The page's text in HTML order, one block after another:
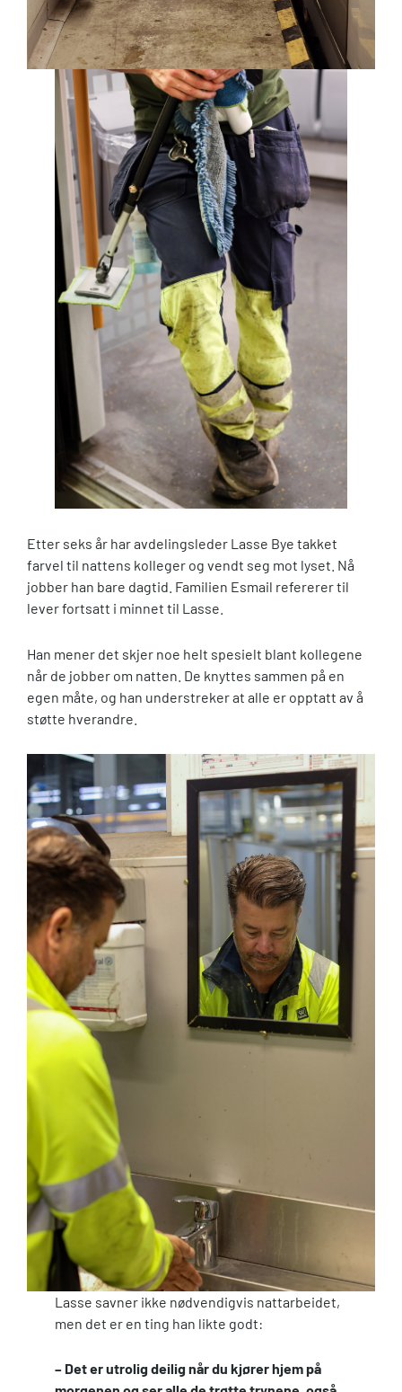
Etter seks år har avdelingsleder Lasse Bye takket
farvel til nattens kolleger og vendt seg mot lyset. Nå
jobber han bare dagtid. Familien Esmail refererer til
lever fortsatt i minnet til Lasse.
Han mener det skjer noe helt spesielt blant kollegene
når de jobber om natten. De knyttes sammen på en
egen måte, og han understreker at alle er opptatt av å
støtte hverandre.
Lasse savner ikke nødvendigvis nattarbeidet,
men det er en ting han likte godt:
– Det er utrolig deilig når du kjører hjem på